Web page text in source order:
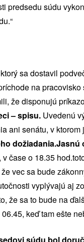
predsedu súdu
sa dostavil
na
že disponujú
– spisu. Uvedenú
ani senátu, v ktorom
dožiadania.Jasnú
čase o 18.35
vec sa bude
vyplývajú aj
že sa to bude na
keď tam ešte